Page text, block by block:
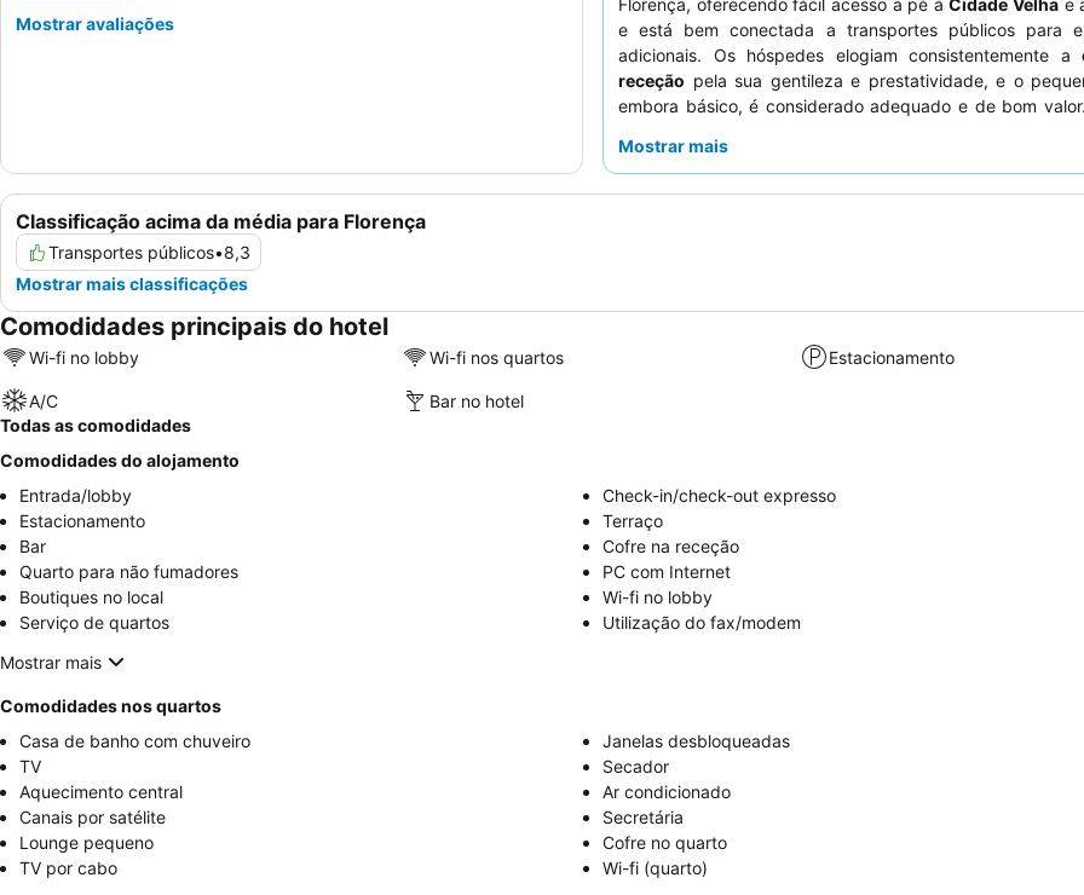
Florença, oferecendo fácil acesso a pé àCidade Velha e
e está bem conectada a transportes públicos para
adicionais. Os hóspedes elogiam consistentemente a
receção pela sua gentileza e prestatividade, e o
embora básico, é considerado adequado e de bom
quarto com vista para o jardim.
Mostrar mais
Classificação acima da média para Florença
Transportes públicos•8,3
Mostrar mais classificações
Mostrar avaliações
Comodidades principais do hotel
Wi-fi no lobby Wi-fi nos quartos Estacionamento
A/C
Bar no hotel
Todas as comodidades
Comodidades do alojamento
Entrada/lobby
Check-in/check-out expresso
Estacionamento
Terraço
Bar
Cofre na receção
Quarto para não fumadores
PC com Internet
Boutiques no local
Wi-fi no lobby
Serviço de quartos
Utilização do fax/modem
Mostrar mais
Comodidades nos quartos
Casa de banho com chuveiro
Janelas desbloqueadas
TV
Secador
Aquecimento central
Ar condicionado
Canais por satélite
Secretária
Lounge pequeno
Cofre no quarto
TV por cabo
Wi-fi (quarto)